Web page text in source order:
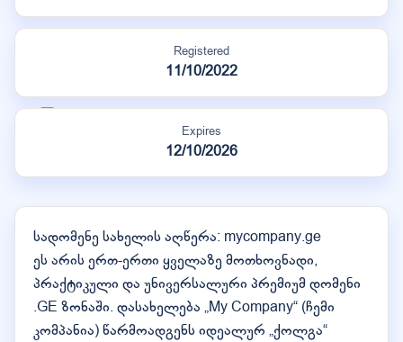
Registered
11/10/2022
Expires
12/10/2026
სადომენე სახელის აღწერა: mycompany.ge
ეს არის ერთ-ერთი ყველაზე მოთხოვნადი,
პრაქტიკული და უნივერსალური პრემიუმ დომენი
.GE ზონაში. დასახელება „My Company“ (ჩემი
კომპანია) წარმოადგენს იდეალურ „ქოლგა“